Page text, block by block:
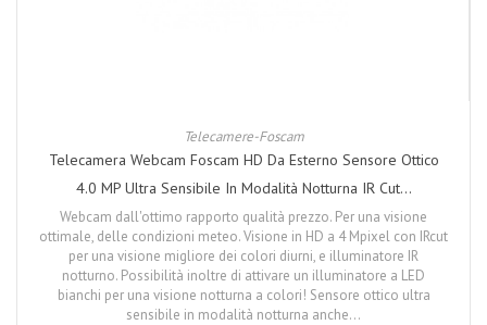
Telecamere-Foscam
Telecamera Webcam Foscam HD Da Esterno Sensore Ottico
4.0 MP Ultra Sensibile In Modalità Notturna IR Cut...
Webcam dall'ottimo rapporto qualità prezzo. Per una visione
ottimale, delle condizioni meteo. Visione in HD a 4 Mpixel con IRcut
per una visione migliore dei colori diurni, e illuminatore IR
notturno. Possibilità inoltre di attivare un illuminatore a LED
bianchi per una visione notturna a colori! Sensore ottico ultra
sensibile in modalità notturna anche...